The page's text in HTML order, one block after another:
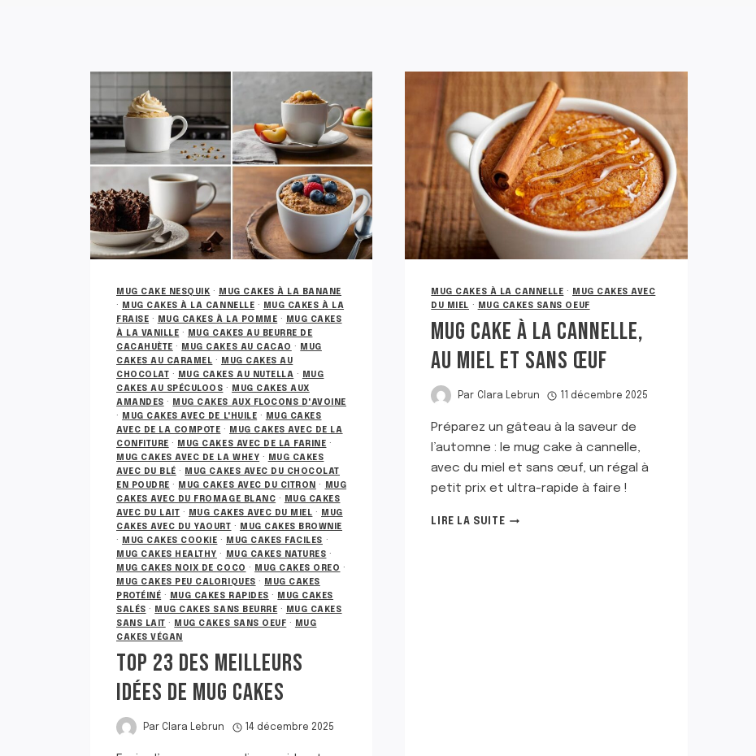
MUG CAKE NESQUIK ·
MUG CAKES À LA BANANE
·
MUG CAKES À LA CANNELLE ·
MUG CAKES À LA
FRAISE · MUG CAKES À LA POMME ·
MUG CAKES
À LA VANILLE ·
MUG CAKES AU BEURRE DE
CACAHUÈTE · MUG CAKES AU CACAO ·
MUG
CAKES AU CARAMEL ·
MUG CAKES AU
CHOCOLAT · MUG CAKES AU NUTELLA ·
MUG
CAKES AU SPÉCULOOS ·
MUG CAKES AUX
AMANDES ·
MUG CAKES AUX FLOCONS D'AVOINE
·
MUG CAKES AVEC DE L'HUILE ·
MUG CAKES
AVEC DE LA COMPOTE ·
MUG CAKES AVEC DE LA
CONFITURE · MUG CAKES AVEC DE LA FARINE ·
MUG CAKES AVEC DE LA WHEY ·
MUG CAKES
AVEC DU BLÉ ·
MUG CAKES AVEC DU CHOCOLAT
EN POUDRE · MUG CAKES AVEC DU CITRON ·
MUG
CAKES AVEC DU FROMAGE BLANC ·
MUG CAKES
AVEC DU LAIT · MUG CAKES AVEC DU MIEL ·
MUG
CAKES AVEC DU YAOURT ·
MUG CAKES BROWNIE
·
MUG CAKES COOKIE · MUG CAKES FACILES ·
MUG CAKES HEALTHY · MUG CAKES NATURES ·
MUG CAKES NOIX DE COCO · MUG CAKES OREO ·
MUG CAKES PEU CALORIQUES ·
MUG CAKES
PROTÉINÉ · MUG CAKES RAPIDES ·
MUG CAKES
SALÉS · MUG CAKES SANS BEURRE ·
MUG CAKES
SANS LAIT · MUG CAKES SANS OEUF ·
MUG
CAKES VÉGAN
TOP 23 DES MEILLEURS
IDÉES DE MUG CAKES
Par Clara Lebrun 14 décembre 2025
MUG CAKES À LA CANNELLE ·
MUG CAKES AVEC
DU MIEL · MUG CAKES SANS OEUF
MUG CAKE À LA CANNELLE,
AU MIEL ET SANS ŒUF
Par Clara Lebrun 11 décembre 2025
Préparez un gâteau à la saveur de
l’automne : le mug cake à cannelle,
avec du miel et sans œuf, un régal à
petit prix et ultra-rapide à faire !
LIRE LA SUITEMUG